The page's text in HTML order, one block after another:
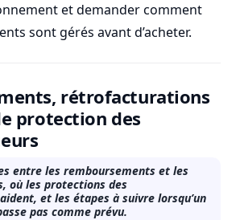
et demander comment
sont gérés avant d’acheter.
rétrofacturations
protection des
entre les remboursements et les
où les protections des
et les étapes à suivre lorsqu’un
pas comme prévu.